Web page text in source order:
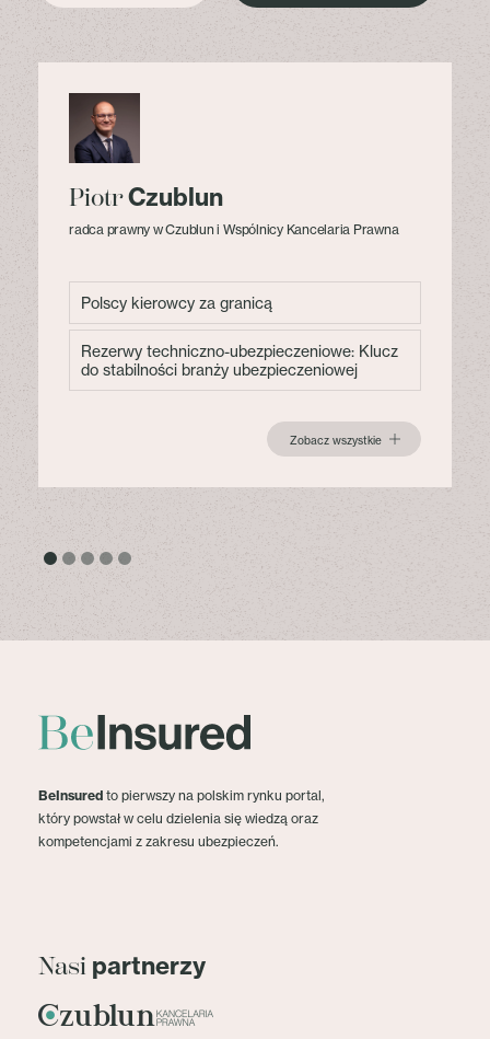
PiotrCzublun
radca prawny w Czublun i Wspólnicy Kancelaria Prawna
Polscy kierowcy za granicą
Rezerwy techniczno-ubezpieczeniowe: Klucz
do stabilności branży ubezpieczeniowej
Zobacz wszystkie
BeInsured to pierwszy na polskim rynku portal,
który powstał w celu dzielenia się wiedzą oraz
kompetencjami z zakresu ubezpieczeń.
Nasi partnerzy